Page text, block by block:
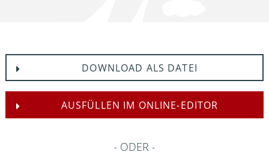
DOWNLOAD ALS DATEI
AUSFÜLLEN IM ONLINE-EDITOR
ODER